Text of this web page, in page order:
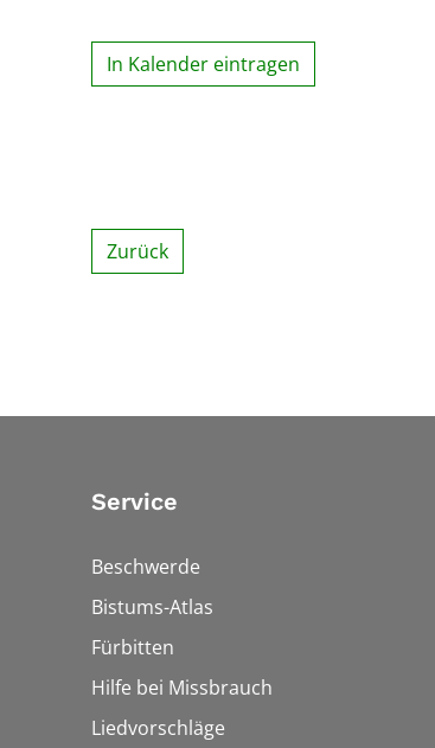
In Kalender eintragen
Zurück
Service
Beschwerde
Bistums-Atlas
Fürbitten
Hilfe bei Missbrauch
Liedvorschläge